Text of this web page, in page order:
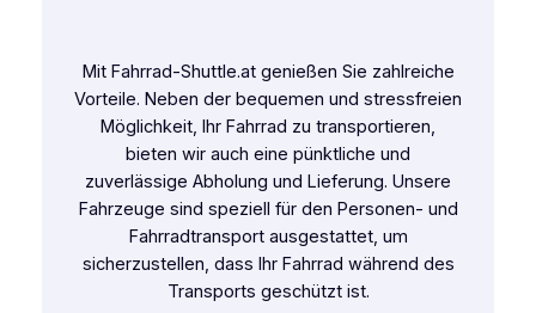
Mit Fahrrad-Shuttle.at genießen Sie zahlreiche
Vorteile. Neben der bequemen und stressfreien
Möglichkeit, Ihr Fahrrad zu transportieren,
bieten wir auch eine pünktliche und
zuverlässige Abholung und Lieferung. Unsere
Fahrzeuge sind speziell für den Personen- und
Fahrradtransport ausgestattet, um
sicherzustellen, dass Ihr Fahrrad während des
Transports geschützt ist.